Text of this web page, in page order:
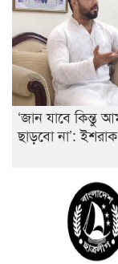
‘জান যাবে কিন্তু
ছাড়বো না’: ইশরাক